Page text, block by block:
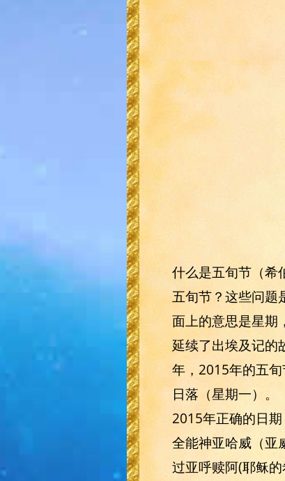
什么是五旬节（希
五旬节？这些问题
面上的意思是星期
延续了出埃及记
年，2015年的五
日落（星期一）
2015年正确的日
全能神亚哈威（亚
过亚呼赎阿(耶稣